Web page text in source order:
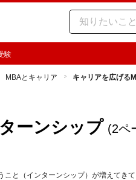
験
MBAとキャリア キャリアを広げる
ーンシップ (2ペ
と（インターンシップ）が増えてきて